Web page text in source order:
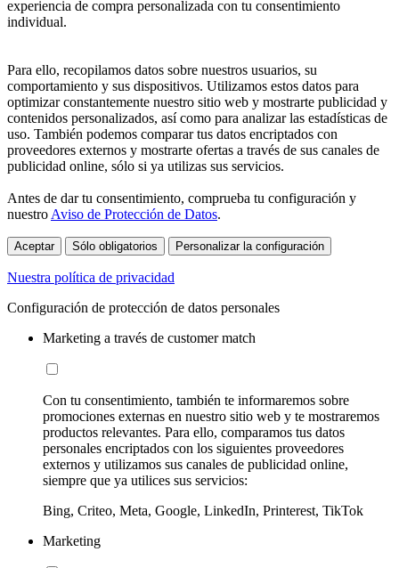
experiencia de compra personalizada con tu consentimiento
individual.
Para ello, recopilamos datos sobre nuestros usuarios, su
comportamiento y sus dispositivos. Utilizamos estos datos para
optimizar constantemente nuestro sitio web y mostrarte publicidad y
contenidos personalizados, así como para analizar las estadísticas de
uso. También podemos comparar tus datos encriptados con
proveedores externos y mostrarte ofertas a través de sus canales de
publicidad online, sólo si ya utilizas sus servicios.
Antes de dar tu consentimiento, comprueba tu configuración y
nuestro Aviso de Protección de Datos.
Aceptar Sólo obligatorios Personalizar la configuración
Nuestra política de privacidad
Configuración de protección de datos personales
Marketing a través de customer match
Con tu consentimiento, también te informaremos sobre
promociones externas en nuestro sitio web y te mostraremos
productos relevantes. Para ello, comparamos tus datos
personales encriptados con los siguientes proveedores
externos y utilizamos sus canales de publicidad online,
siempre que ya utilices sus servicios:
Bing, Criteo, Meta, Google, LinkedIn, Printerest, TikTok
Marketing